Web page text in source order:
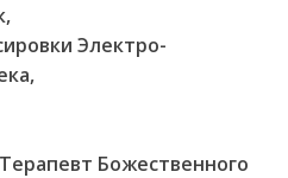
Электро-
Божественного